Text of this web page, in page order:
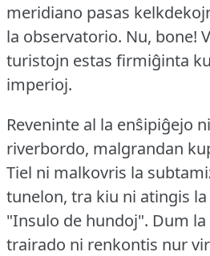
meridiano pasas
la observatorio. Nu, bone!
turistojn estas firmiĝinta
imperioj.
Reveninte al la enŝipiĝejo
riverbordo, malgrandan
Tiel ni malkovris la
tunelon, tra kiu ni atingis
"Insulo de hundoj". Dum
trairado ni renkontis nur